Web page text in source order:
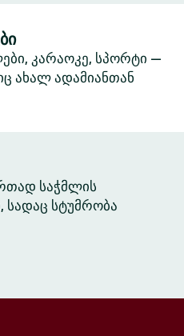
კარაოკე, სპორტი —
ახალ ადამიანთან
საჭმლის
სადაც სტუმრობა